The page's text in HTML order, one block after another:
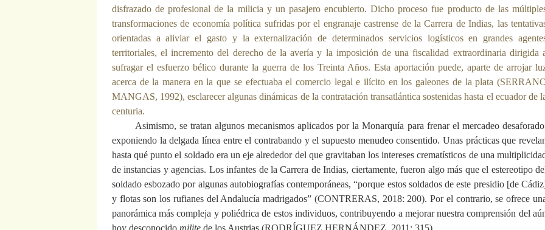
disfrazado de profesional de la milicia y un pasajero encubierto. Dicho proceso fue producto de las
transformaciones de economía política sufridas por el engranaje castrense de la Carrera de Indias, las
orientadas a aliviar el gasto y la externalización de determinados servicios logísticos en grandes
territoriales, el incremento del derecho de la avería y la imposición de una fiscalidad extraordinaria dirigida
sufragar el esfuerzo bélico durante la guerra de los Treinta Años. Esta aportación puede, aparte de arrojar
acerca de la manera en la que se efectuaba el comercio legal e ilícito en los galeones de la plata
MANGAS, 1992), esclarecer algunas dinámicas de la contratación transatlántica sostenidas hasta el ecuador de
centuria.
Asimismo, se tratan algunos mecanismos aplicados por la Monarquía para frenar el mercadeo
exponiendo la delgada línea entre el contrabando y el supuesto menudeo consentido. Unas prácticas que
hasta qué punto el soldado era un eje alrededor del que gravitaban los intereses crematísticos de una
de instancias y agencias. Los infantes de la Carrera de Indias, ciertamente, fueron algo más que el estereotipo
soldado esbozado por algunas autobiografías contemporáneas, “porque estos soldados de este presidio [de
y flotas son los rufianes del Andalucía madrigados” (CONTRERAS, 2018: 200). Por el contrario, se ofrece
panorámica más compleja y poliédrica de estos individuos, contribuyendo a mejorar nuestra comprensión del
hoy desconocido milite de los Austrias (RODRÍGUEZ HERNÁNDEZ, 2011: 315).